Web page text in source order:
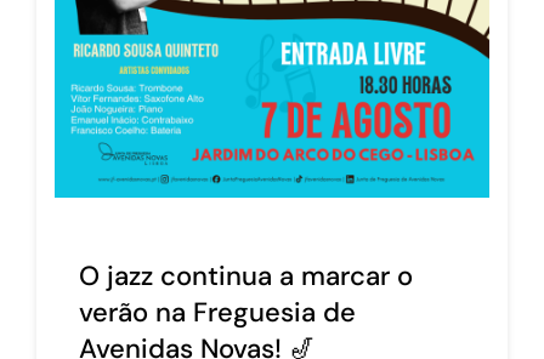
O jazz continua a marcar o
verão na Freguesia de
Avenidas Novas! 🎷